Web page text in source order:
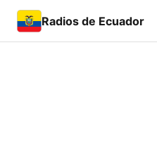
Radios de Ecuador